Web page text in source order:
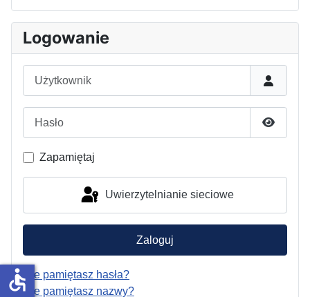
Logowanie
Pokaż
Zapamiętaj
Uwierzytelnianie sieciowe
Zaloguj
Nie pamiętasz hasła?
Nie pamiętasz nazwy?
accessible